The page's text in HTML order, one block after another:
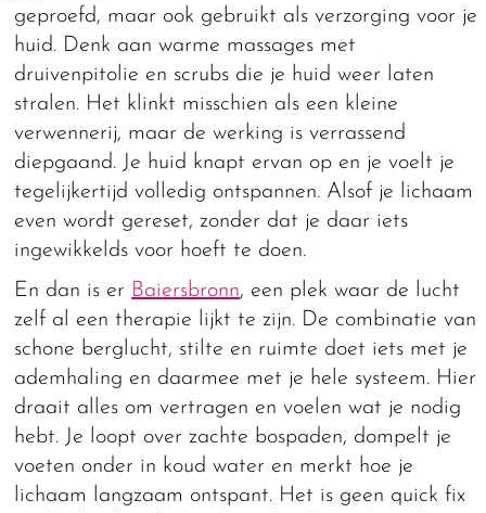
geproefd, maar ook gebruikt als verzorging voor je
huid. Denk aan warme massages met
druivenpitolie en scrubs die je huid weer laten
stralen. Het klinkt misschien als een kleine
verwennerij, maar de werking is verrassend
diepgaand. Je huid knapt ervan op en je voelt je
tegelijkertijd volledig ontspannen. Alsof je lichaam
even wordt gereset, zonder dat je daar iets
ingewikkelds voor hoeft te doen.
En dan is er Baiersbronn, een plek waar de lucht
zelf al een therapie lijkt te zijn. De combinatie van
schone berglucht, stilte en ruimte doet iets met je
ademhaling en daarmee met je hele systeem. Hier
draait alles om vertragen en voelen wat je nodig
hebt. Je loopt over zachte bospaden, dompelt je
voeten onder in koud water en merkt hoe je
lichaam langzaam ontspant. Het is geen quick fix